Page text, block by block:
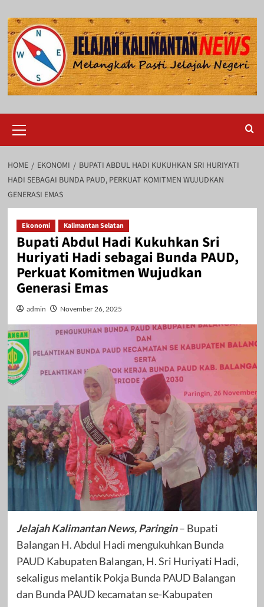
to
content
Menu
HOME EKONOMI
BUPATI ABDUL HADI KUKUHKAN SRI HURIYATI
HADI SEBAGAI BUNDA PAUD, PERKUAT KOMITMEN WUJUDKAN
GENERASI EMAS
Ekonomi Kalimantan Selatan
Bupati Abdul Hadi Kukuhkan Sri
Huriyati Hadi sebagai Bunda PAUD,
Perkuat Komitmen Wujudkan
Generasi Emas
admin November 26, 2025
Jelajah Kalimantan News, Paringin– Bupati
Balangan H. Abdul Hadi mengukuhkan Bunda
PAUD Kabupaten Balangan, H. Sri Huriyati Hadi,
sekaligus melantik Pokja Bunda PAUD Balangan
dan Bunda PAUD kecamatan se-Kabupaten